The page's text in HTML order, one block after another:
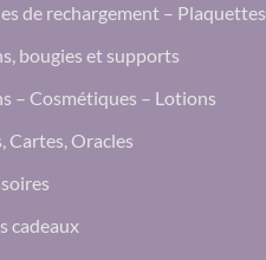
de rechargement – Plaquettes
bougies et supports
– Cosmétiques – Lotions
Cartes, Oracles
cadeaux